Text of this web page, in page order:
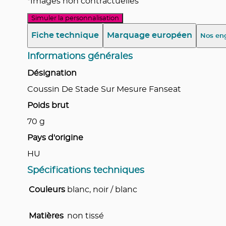
Simuler la personnalisation
Fiche technique Marquage européen Nos
Informations générales
Désignation
Coussin De Stade Sur Mesure Fanseat
Poids brut
70 g
Pays d'origine
HU
Spécifications techniques
Couleurs blanc, noir / blanc
Matières non tissé